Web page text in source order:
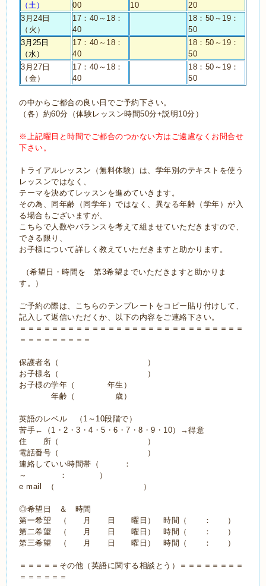
（土）
00
10
20
3月24日
（火）
17：40～18：
40
18：50～19：
50
3月25日
（水）
17：40～18：
40
18：50～19：
50
3月27日
（金）
17：40～18：
40
18：50～19：
50
の中からご都合の良い日でご予約下さい。
（各）約60分（体験レッスン時間50分+説明 10分）
※上記曜日と時間でご都合のつかない方はご遠慮なくお問合せ
下さい。
トライアルレッスン（無料体験）は、学年別のテキストを使う
レッスンではなく、
テーマを決めてレッスンを進めていきます。
その為、同年齢（同学年）ではなく、異なる年齢（学年）が入
る場合もございますが、
こちらで人数やバランスを考えて組ませていただきますので、
できる限り、
お子様について詳しく教えていただきますと助かります。
（希望日・時間を 第3希望までいただきますと助かりま
す。）
ご予約の際は、こちらのテンプレートをコピー貼り付けして、
記入して返信いただくか、以下の内容をご連絡下さい。
＝＝＝＝＝＝＝＝＝＝＝＝＝＝＝＝＝＝＝＝＝＝＝＝＝＝＝＝
＝＝＝＝＝＝＝＝＝
保護者名（ ）
お子様名（ ）
お子様の学年（ 年生）
年齢（ 歳）
英語のレベル （1～10段階で）
苦手←（1・2・3・4・5・6・7・8・9・10）→得意
住 所（ ）
電話番号（ ）
連絡していい時間帯（ ：
～ ： ）
e mail （ ）
◎希望日 ＆ 時間
第一希望 （ 月 日 曜日） 時間（ ： ）
第二希望 （ 月 日 曜日） 時間（ ： ）
第三希望 （ 月 日 曜日） 時間（ ： ）
＝＝＝＝＝その他（英語に関する相談とう）＝＝＝＝＝＝＝＝
＝＝＝＝＝＝